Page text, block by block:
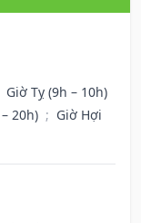
Giờ Tỵ (9h – 10h)
20h) ; Giờ Hợi